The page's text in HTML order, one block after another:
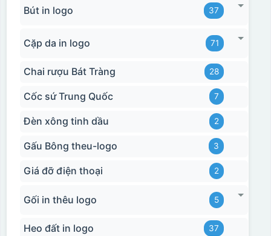
Bút in logo 37
Cặp da in logo 71
Chai rượu Bát Tràng 28
Cốc sứ Trung Quốc 7
Đèn xông tinh dầu 2
Gấu Bông theu-logo 3
Giá đỡ điện thoại 2
Gối in thêu logo 5
Heo đất in logo 37